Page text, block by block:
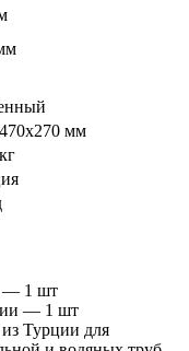
мм
— 1 шт
— 1 шт
Турции для